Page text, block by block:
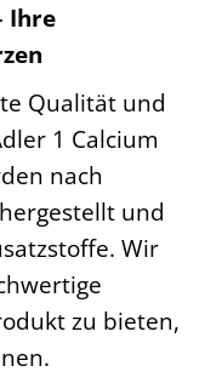
Ihre
Qualität und
1 Calcium
nach
und
Wir
zu bieten,